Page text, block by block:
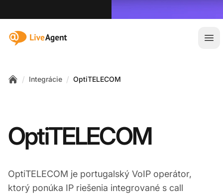
:site.title
/ Integrácie / OptiTELECOM
OptiTELECOM
OptiTELECOM je portugalský VoIP operátor,
ktorý ponúka IP riešenia integrované s call